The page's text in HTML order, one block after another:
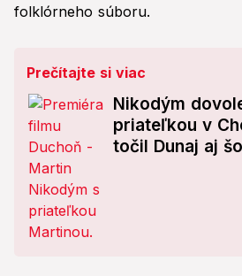
folklórneho súboru.
Prečítajte si viac
Nikodým
priateľkou v
točil Dunaj aj